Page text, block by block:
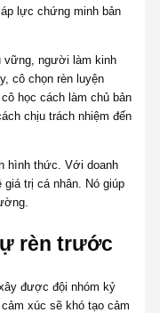
lực chứng minh bản
vững, người làm kinh
cô chọn rèn luyện
học cách làm chủ bản
chịu trách nhiệm đến
hình thức. Với doanh
giá trị cá nhân. Nó giúp
rèn trước
được đội nhóm kỷ
xúc sẽ khó tạo cảm